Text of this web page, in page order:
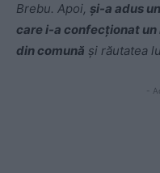
Brebu. Apoi, și-a adus
care i-a confecționat un
din comună și răutatea
-